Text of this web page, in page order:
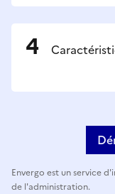
Envergo est un service
de l'administration.